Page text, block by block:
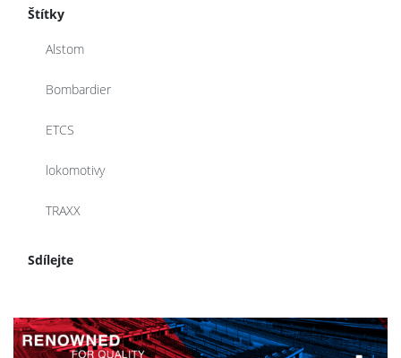
Štítky
Alstom
Bombardier
ETCS
lokomotivy
TRAXX
Sdílejte